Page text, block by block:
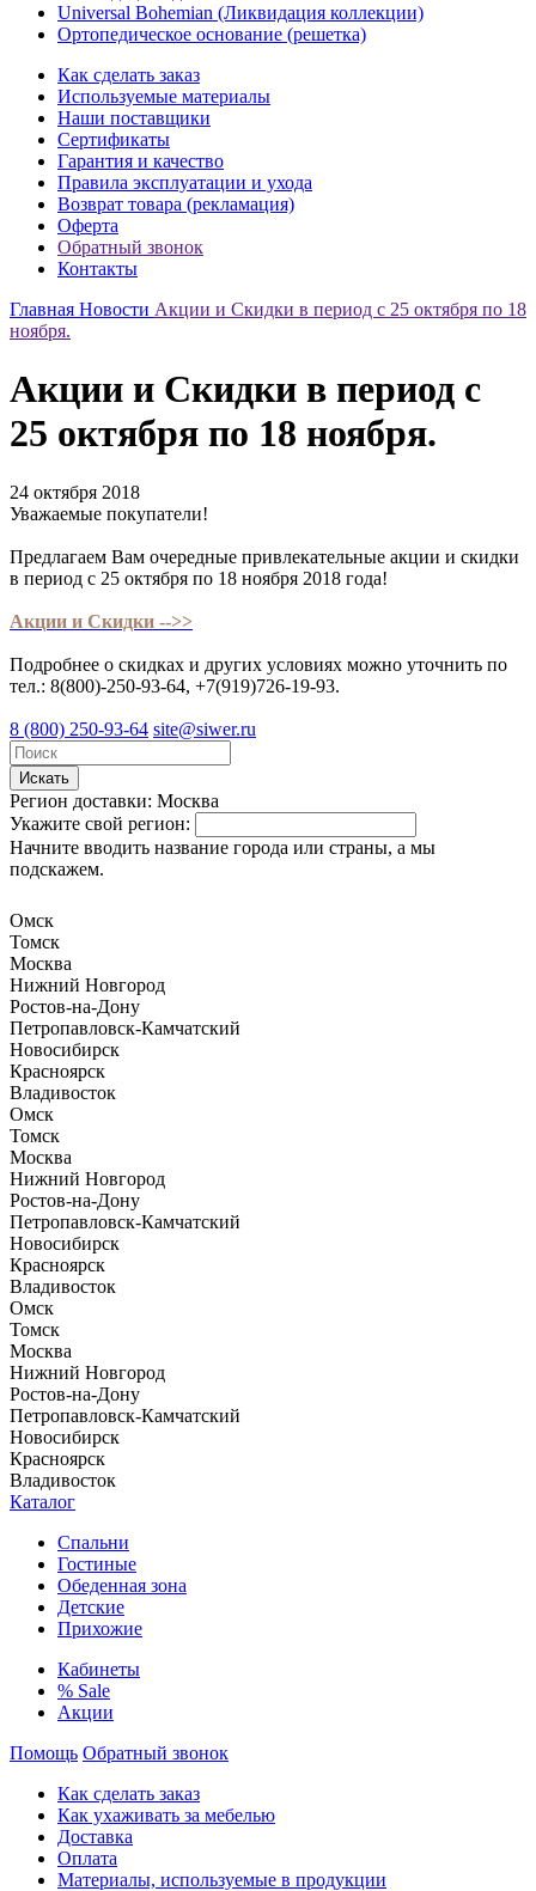
Universal Bohemian (Ликвидация коллекции)
Ортопедическое основание (решетка)
Как сделать заказ
Используемые материалы
Наши поставщики
Сертификаты
Гарантия и качество
Правила эксплуатации и ухода
Возврат товара (рекламация)
Оферта
Обратный звонок
Контакты
Главная Новости Акции и Скидки в период с 25 октября по 18
ноября.
Акции и Скидки в период с
25 октября по 18 ноября.
24 октября 2018
Уважаемые покупатели!
Предлагаем Вам очередные привлекательные акции и скидки
в период с 25 октября по 18 ноября 2018 года!
Акции и Скидки -->>
Подробнее о скидках и других условиях можно уточнить по
тел.: 8(800)-250-93-64, +7(919)726-19-93.
8 (800) 250-93-64 site@siwer.ru
Искать
Регион доставки: Москва
Укажите свой регион:
Начните вводить название города или страны, а мы
подскажем.
Омск
Томск
Москва
Нижний Новгород
Ростов-на-Дону
Петропавловск-Камчатский
Новосибирск
Красноярск
Владивосток
Омск
Томск
Москва
Нижний Новгород
Ростов-на-Дону
Петропавловск-Камчатский
Новосибирск
Красноярск
Владивосток
Омск
Томск
Москва
Нижний Новгород
Ростов-на-Дону
Петропавловск-Камчатский
Новосибирск
Красноярск
Владивосток
Каталог
Спальни
Гостиные
Обеденная зона
Детские
Прихожие
Кабинеты
% Sale
Акции
Помощь Обратный звонок
Как сделать заказ
Как ухаживать за мебелью
Доставка
Оплата
Материалы, используемые в продукции